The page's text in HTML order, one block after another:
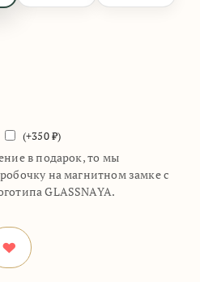
(+350₽)
в подарок, то мы
на магнитном замке с
GLASSNAYA.